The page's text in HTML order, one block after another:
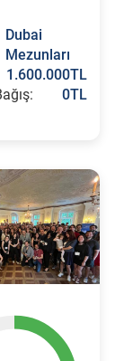
Dubai
Mezunları
1.600.000TL
0TL